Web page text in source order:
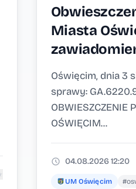
Miasta
wydania
7
Oświęcim, dnia 3
sprawy:
OBWIESZCZENIE
OŚWIĘCIM...
04.08.2026 12:20
UM Oświęcim